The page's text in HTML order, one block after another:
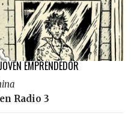
EMPRENDEDOR
Radio 3